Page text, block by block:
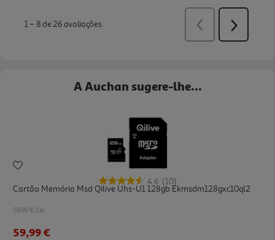
A Auchan sugere-lhe...
4.6 (10)
Cartão Memória Msd Qilive Uhs-U1 128gb Ekmsdm128gxc10ql2
59.99 €/un
59,99 €